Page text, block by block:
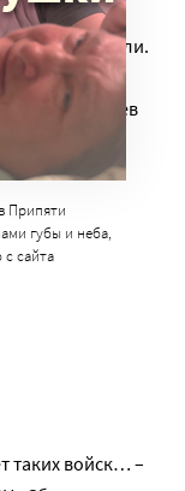
с
раз взяли.
у Андрея
сослуживцев
Припяти
губы и неба,
сайта
таких войск… –